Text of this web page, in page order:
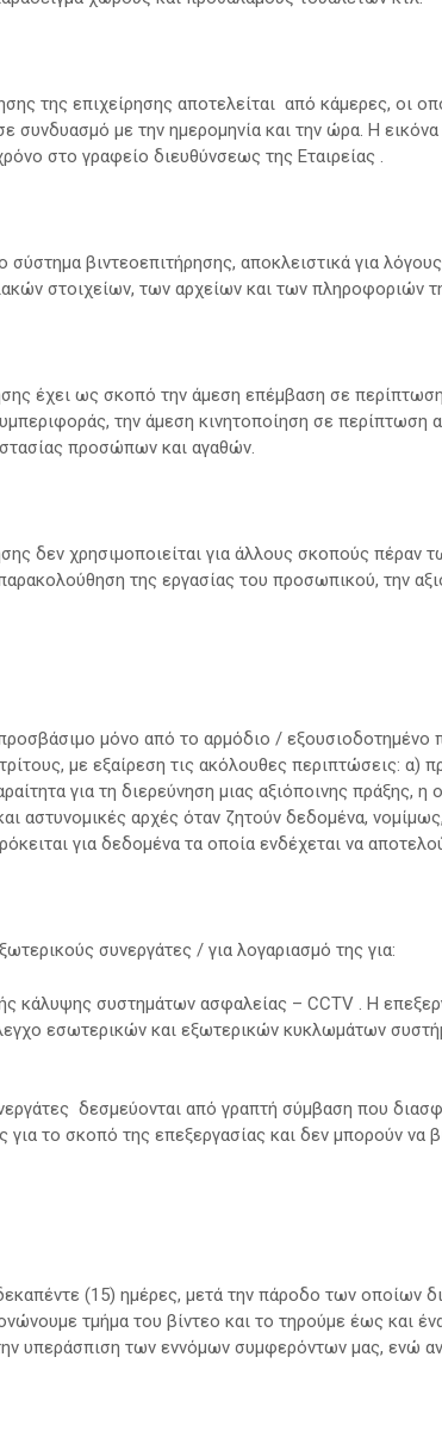
της επιχείρησης αποτελείται από κάμερες, οι
συνδυασμό με την ημερομηνία και την ώρα. Η
στο γραφείο διευθύνσεως της Εταιρείας .
σύστημα βιντεοεπιτήρησης, αποκλειστικά για
στοιχείων, των αρχείων και των πληροφοριών
έχει ως σκοπό την άμεση επέμβαση σε
την άμεση κινητοποίηση σε
προσώπων και αγαθών.
δεν χρησιμοποιείται για άλλους σκοπούς
της εργασίας του προσωπικού, την
μόνο από το αρμόδιο /
με εξαίρεση τις ακόλουθες περιπτώσεις: α)
για τη διερεύνηση μιας αξιόποινης
αστυνομικές αρχές όταν ζητούν δεδομένα,
για δεδομένα τα οποία ενδέχεται να
συνεργάτες / για λογαριασμό της για:
κάλυψης συστημάτων ασφαλείας – CCTV . H
εσωτερικών και εξωτερικών κυκλωμάτων
δεσμεύονται από γραπτή σύμβαση που
για το σκοπό της επεξεργασίας και δεν μπορούν
(15) ημέρες, μετά την πάροδο των οποίων
τμήμα του βίντεο και το τηρούμε έως και
υπεράσπιση των εννόμων συμφερόντων μας, ενώ